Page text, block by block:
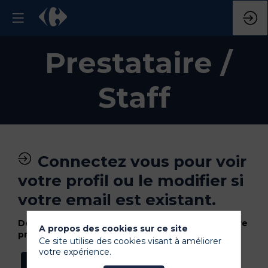
Prestataire /
Staff
Connectez vous pour voir
votre profil ou le modifier si
votre email est existant.
Déconnectez vous si vous voulez utiliser un autre
profil (email).
A propos des cookies sur ce site
Ce site utilise des cookies visant à améliorer
votre expérience.